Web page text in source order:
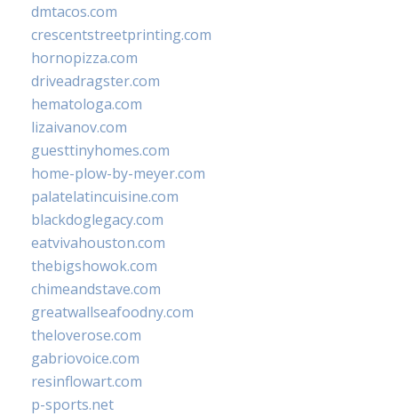
dmtacos.com
crescentstreetprinting.com
hornopizza.com
driveadragster.com
hematologa.com
lizaivanov.com
guesttinyhomes.com
home-plow-by-meyer.com
palatelatincuisine.com
blackdoglegacy.com
eatvivahouston.com
thebigshowok.com
chimeandstave.com
greatwallseafoodny.com
theloverose.com
gabriovoice.com
resinflowart.com
p-sports.net